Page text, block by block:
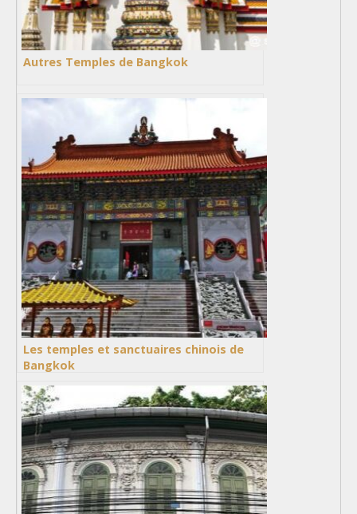
Autres Temples de Bangkok
Les temples et sanctuaires chinois de
Bangkok